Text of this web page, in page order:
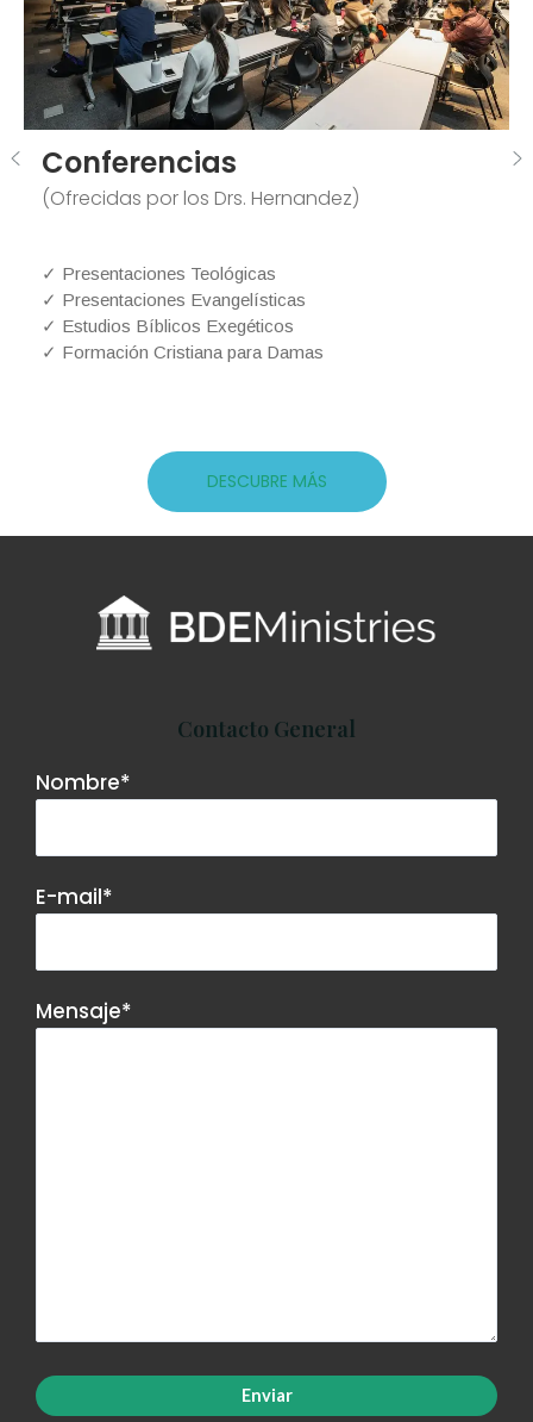
Conferencias
(Ofrecidas por los Drs. Hernandez)
✓ Presentaciones Teológicas
✓ Presentaciones Evangelísticas
✓ Estudios Bíblicos Exegéticos
✓ Formación Cristiana para Damas
DESCUBRE MÁS
Contacto General
Nombre*
E-mail*
Mensaje*